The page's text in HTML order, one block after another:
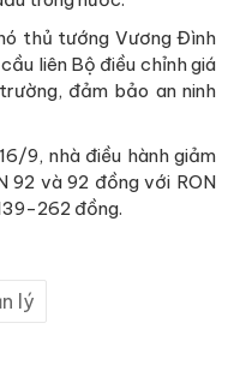
thủ tướng Vương Đình
liên Bộ điều chỉnh giá
đảm bảo an ninh
9, nhà điều hành giảm
92 và 92 đồng với RON
262 đồng.
lý